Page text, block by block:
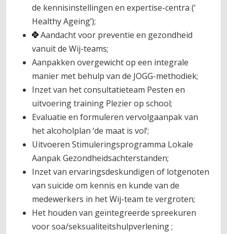
de kennisinstellingen en expertise-centra (‘
Healthy Ageing’);
Aandacht voor preventie en gezondheid
vanuit de Wij-teams;
Aanpakken overgewicht op een integrale
manier met behulp van de JOGG-methodiek;
Inzet van het consultatieteam Pesten en
uitvoering training Plezier op school;
Evaluatie en formuleren vervolgaanpak van
het alcoholplan ‘de maat is vol’;
Uitvoeren Stimuleringsprogramma Lokale
Aanpak Gezondheidsachterstanden;
Inzet van ervaringsdeskundigen of lotgenoten
van suicide om kennis en kunde van de
medewerkers in het Wij-team te vergroten;
Het houden van geïntegreerde spreekuren
voor soa/seksualiteitshulpverlening ;